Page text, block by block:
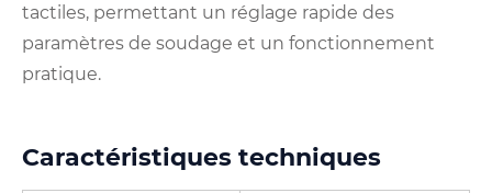
tactiles, permettant un réglage rapide des
paramètres de soudage et un fonctionnement
pratique.
Caractéristiques techniques